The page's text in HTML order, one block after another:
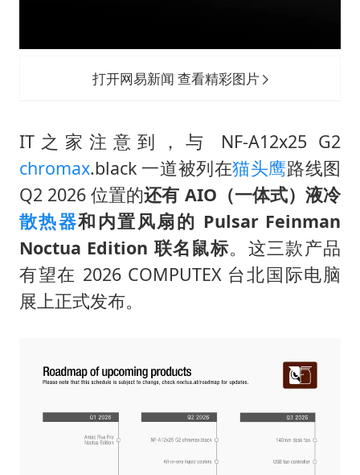
打开网易新闻 查看精彩图片
IT之家注意到，与 NF-A12x25 G2
chromax.black 一道被列在猫头鹰路线图
Q2 2026 位置的还有 AIO（一体式）液冷
散热器和内置风扇的 Pulsar Feinman
Noctua Edition 联名鼠标。这三款产品
有望在 2026 COMPUTEX 台北国际电脑
展上正式发布。